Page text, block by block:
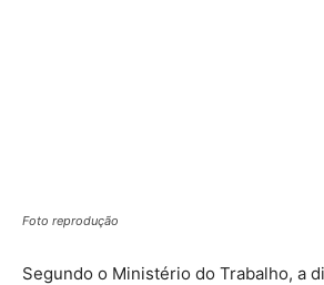
Foto reprodução
Segundo o Ministério do Trabalho, a